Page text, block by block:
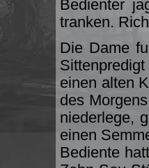
Bedienter
tranken.
Die Dame
einen alten
des
niederlege,
einen
Bediente